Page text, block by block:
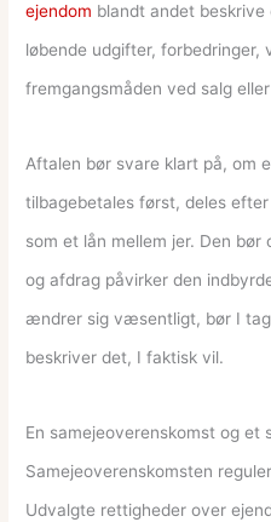
ejendom blandt andet beskrive
løbende udgifter,
fremgangsmåden ved salg
Aftalen bør svare klart på, om
tilbagebetales først, deles
som et lån mellem jer. Den
og afdrag påvirker den
ændrer sig væsentligt, bør I
beskriver det, I faktisk vil.
En samejeoverenskomst og et
Samejeoverenskomsten
Udvalgte rettigheder over